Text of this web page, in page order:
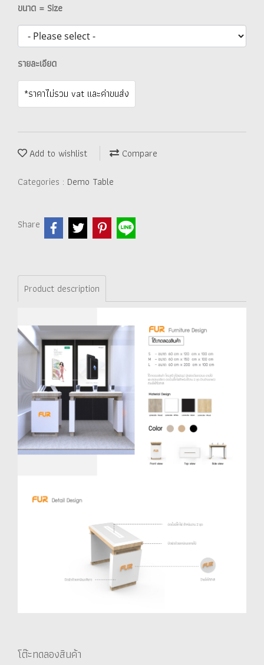
ขนาด = Size
รายละเอียด
*ราคาไม่รวม vat และค่าขนส่ง
Add to wishlist
Compare
Categories : Demo Table
Share
Product description
โต๊ะทดลองสินค้า